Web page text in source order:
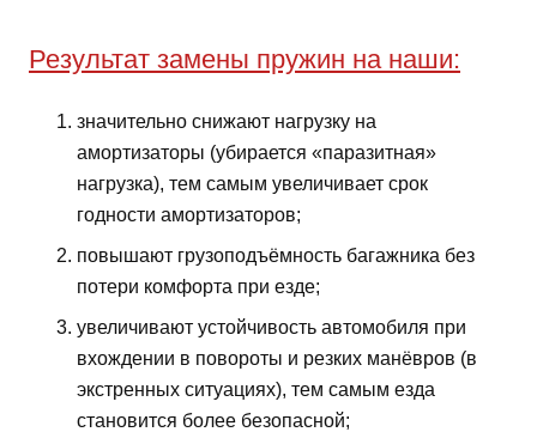
Результат замены пружин на наши:
значительно снижают нагрузку на
амортизаторы (убирается «паразитная»
нагрузка), тем самым увеличивает срок
годности амортизаторов;
повышают грузоподъёмность багажника без
потери комфорта при езде;
увеличивают устойчивость автомобиля при
вхождении в повороты и резких манёвров (в
экстренных ситуациях), тем самым езда
становится более безопасной;